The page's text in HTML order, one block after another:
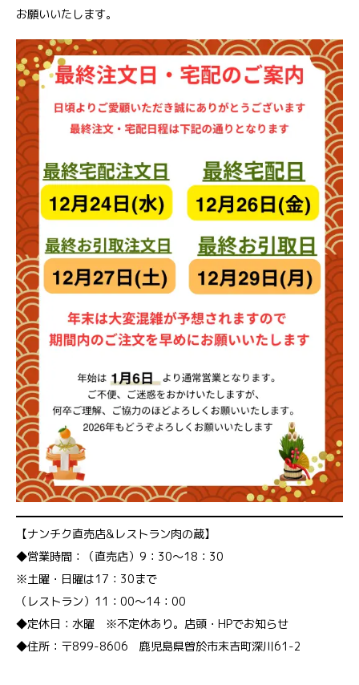
お願いいたします。
【ナンチク直売店&レストラン肉の蔵】
◆営業時間：（直売店）9：30～18：30
※土曜・日曜は17：30まで
（レストラン）11：00～14：00
◆定休日：水曜 ※不定休あり。店頭・HPでお知らせ
◆住所：〒899-8606 鹿児島県曽於市末吉町深川61-2